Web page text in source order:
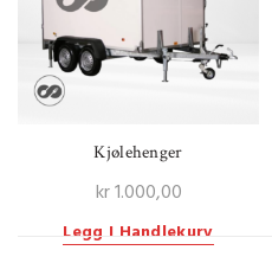
velges
på
Kjølehenger
kr1.000,00
Legg I Handlekurv